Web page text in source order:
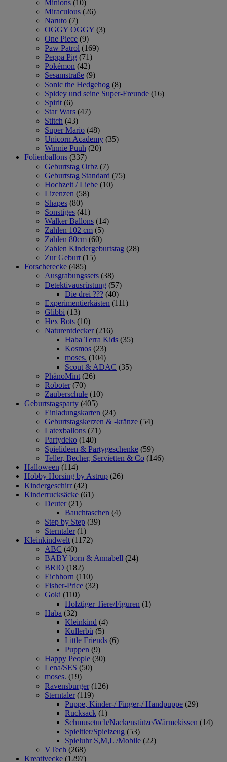
Minions (10)
Miraculous (26)
Naruto (7)
OGGY OGGY (3)
One Piece (9)
Paw Patrol (169)
Peppa Pig (71)
Pokémon (42)
Sesamstraße (9)
Sonic the Hedgehog (8)
Spidey und seine Super-Freunde (16)
Spirit (6)
Star Wars (47)
Stitch (43)
Super Mario (48)
Unicorn Academy (35)
Winnie Puuh (20)
Folienballons (337)
Geburtstag Orbz (7)
Geburtstag Standard (75)
Hochzeit / Liebe (10)
Lizenzen (58)
Shapes (80)
Sonstiges (41)
Walker Ballons (14)
Zahlen 102 cm (5)
Zahlen 80cm (60)
Zahlen Kindergeburtstag (28)
Zur Geburt (15)
Forscherecke (485)
Ausgrabungssets (38)
Detektivausrüstung (57)
Die drei ??? (40)
Experimentierkästen (111)
Glibbi (13)
Hex Bots (10)
Naturentdecker (216)
Haba Terra Kids (35)
Kosmos (23)
moses. (104)
Scout & ADAC (35)
PhänoMint (26)
Roboter (70)
Zauberschule (10)
Geburtstagsparty (405)
Einladungskarten (24)
Geburtstagskerzen & -kränze (54)
Latexballons (71)
Partydeko (140)
Spielideen & Partygeschenke (59)
Teller, Becher, Servietten & Co (146)
Halloween (114)
Hobby Horsing by Astrup (26)
Kindergeschirr (42)
Kinderrucksäcke (61)
Deuter (21)
Bauchtaschen (4)
Step by Step (39)
Sterntaler (1)
Kleinkindwelt (1172)
ABC (40)
BABY born & Annabell (24)
BRIO (182)
Eichhorn (110)
Fisher-Price (32)
Goki (110)
Holztiger Tiere/Figuren (1)
Haba (32)
Kleinkind (4)
Kullerbü (5)
Little Friends (6)
Puppen (9)
Happy People (30)
Lena/SES (50)
moses. (19)
Ravensburger (126)
Sterntaler (119)
Puppe, Kinder-/ Finger-/ Handpuppe (29)
Rucksack (1)
Schmusetuch/Nackenstütze/Wärmekissen (14)
Spieltier/Spielzeug (53)
Spieluhr S,M,L /Mobile (22)
VTech (268)
Kreativecke (1297)